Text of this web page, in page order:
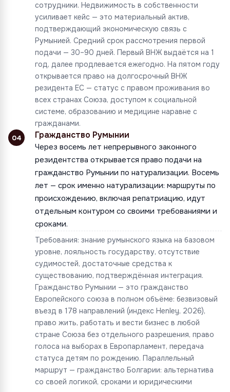
сотрудники. Недвижимость в собственности
усиливает кейс — это материальный актив,
подтверждающий экономическую связь с
Румынией. Средний срок рассмотрения первой
подачи — 30–90 дней. Первый ВНЖ выдаётся на 1
год, далее продлевается ежегодно. На пятом году
открывается право на долгосрочный ВНЖ
резидента ЕС — статус с правом проживания во
всех странах Союза, доступом к социальной
системе, образованию и медицине наравне с
гражданами.
04 Гражданство Румынии
Через восемь лет непрерывного законного
резидентства открывается право подачи на
гражданство Румынии по натурализации. Восемь
лет — срок именно натурализации: маршруты по
происхождению, включая репатриацию, идут
отдельным контуром со своими требованиями и
сроками.
Требования: знание румынского языка на базовом
уровне, лояльность государству, отсутствие
судимостей, достаточные средства к
существованию, подтверждённая интеграция.
Гражданство Румынии — это гражданство
Европейского союза в полном объёме: безвизовый
въезд в 178 направлений (индекс Henley, 2026),
право жить, работать и вести бизнес в любой
стране Союза без отдельного разрешения, право
голоса на выборах в Европарламент, передача
статуса детям по рождению. Параллельный
маршрут — гражданство Болгарии: альтернатива
со своей логикой, сроками и юридическими